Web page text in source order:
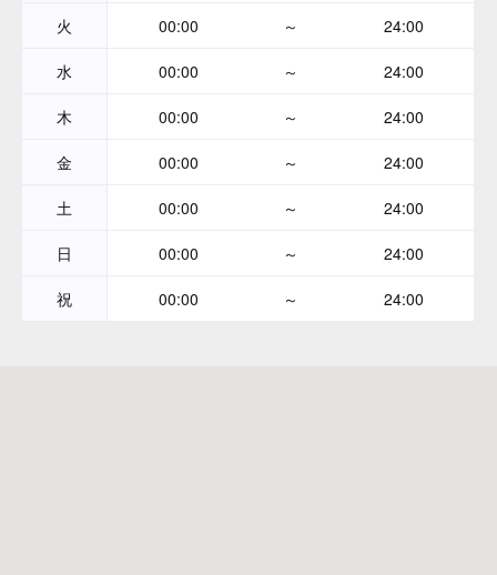
火 00:00 ～ 24:00
水 00:00 ～ 24:00
木 00:00 ～ 24:00
金 00:00 ～ 24:00
土 00:00 ～ 24:00
日 00:00 ～ 24:00
祝 00:00 ～ 24:00